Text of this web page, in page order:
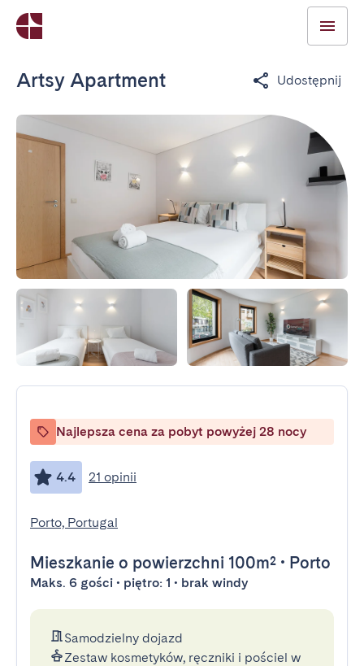
Artsy Apartment Udostępnij
Najlepsza cena za pobyt powyżej 28 nocy
4.4 21 opinii
Porto, Portugal
Mieszkanie o powierzchni 100m² • Porto
Maks. 6 gości • piętro: 1 • brak windy
Samodzielny dojazd
Zestaw kosmetyków, ręczniki i pościel w